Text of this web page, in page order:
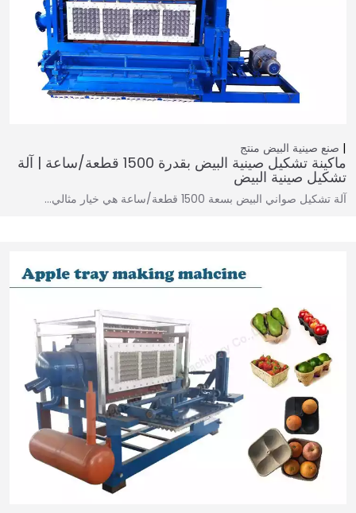
صنع صينية البيض منتج
ماكينة تشكيل صينية البيض بقدرة 1500 قطعة/ساعة | آلة
تشكيل صينية البيض
آلة تشكيل صواني البيض بسعة 1500 قطعة/ساعة هي خيار مثالي…